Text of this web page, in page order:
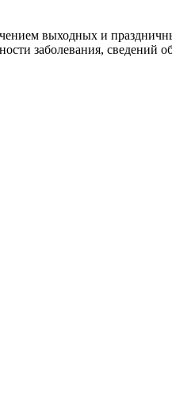
выходных и
заболевания, сведений об